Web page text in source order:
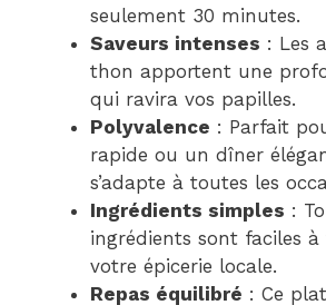
seulement 30 minutes.
Saveurs intenses : Les
thon apportent une
qui ravira vos papilles.
Polyvalence : Parfait
rapide ou un dîner
s’adapte à toutes les
Ingrédients simples :
ingrédients sont faciles
votre épicerie locale.
Repas équilibré : Ce